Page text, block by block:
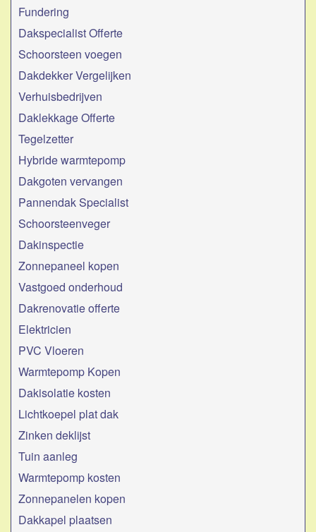
Fundering
Dakspecialist Offerte
Schoorsteen voegen
Dakdekker Vergelijken
Verhuisbedrijven
Daklekkage Offerte
Tegelzetter
Hybride warmtepomp
Dakgoten vervangen
Pannendak Specialist
Schoorsteenveger
Dakinspectie
Zonnepaneel kopen
Vastgoed onderhoud
Dakrenovatie offerte
Elektricien
PVC Vloeren
Warmtepomp Kopen
Dakisolatie kosten
Lichtkoepel plat dak
Zinken deklijst
Tuin aanleg
Warmtepomp kosten
Zonnepanelen kopen
Dakkapel plaatsen